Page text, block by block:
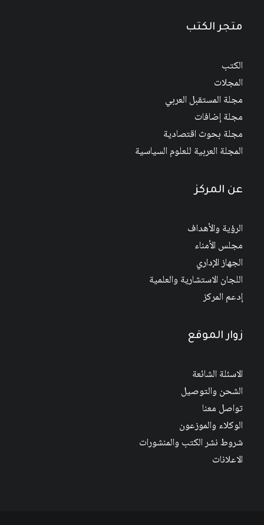
متجر الكتب
الكتب
المجلات
مجلة المستقبل العربي
مجلة إضافات
مجلة بحوث اقتصادية
المجلة العربية للعلوم السياسية
عن المركز
الرؤية والأهداف
مجلس الأمناء
الجهاز الإداري
اللجان الاستشارية والعلمية
إدعم المركز
زوار الموقع
الاسئلة الشائعة
الشحن والتوصيل
تواصل معنا
الوكلاء والموزعون
شروط نشر الكتب والمنشورات
الاعلانات